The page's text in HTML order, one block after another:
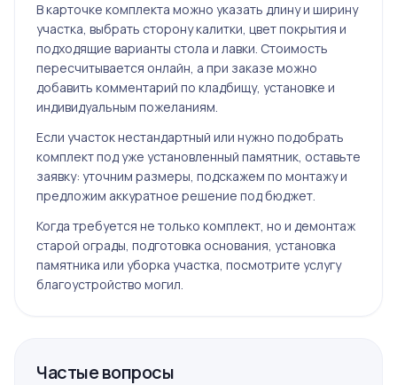
В карточке комплекта можно указать длину и ширину
участка, выбрать сторону калитки, цвет покрытия и
подходящие варианты стола и лавки. Стоимость
пересчитывается онлайн, а при заказе можно
добавить комментарий по кладбищу, установке и
индивидуальным пожеланиям.
Если участок нестандартный или нужно подобрать
комплект под уже установленный памятник, оставьте
заявку: уточним размеры, подскажем по монтажу и
предложим аккуратное решение под бюджет.
Когда требуется не только комплект, но и демонтаж
старой ограды, подготовка основания, установка
памятника или уборка участка, посмотрите услугу
благоустройство могил.
Частые вопросы